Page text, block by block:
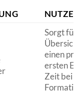
Sorgt für
einen
ersten
Zeit bei